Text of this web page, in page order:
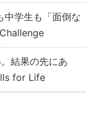
中学生も「面倒な
結果の先にあ
for Life